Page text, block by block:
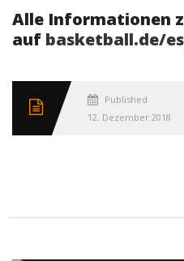
Alle Informationen
auf basketball.de/
Published
12. Dezember 2018